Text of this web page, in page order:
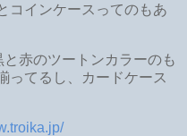
コインケースってのもあ
赤のツートンカラーのも
ってるし、カードケース